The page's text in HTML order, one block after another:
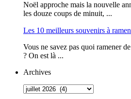
Noël approche mais la nouvelle
les douze coups de minuit, ...
Les 10 meilleurs souvenirs à
Vous ne savez pas quoi ramener
? On est là ...
Archives